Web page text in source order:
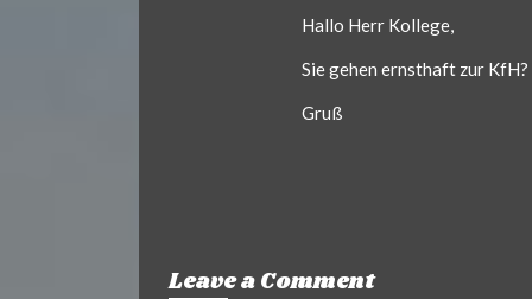
Hallo Herr Kollege,
Sie gehen ernsthaft zur KfH?
Gruß
Leave a Comment